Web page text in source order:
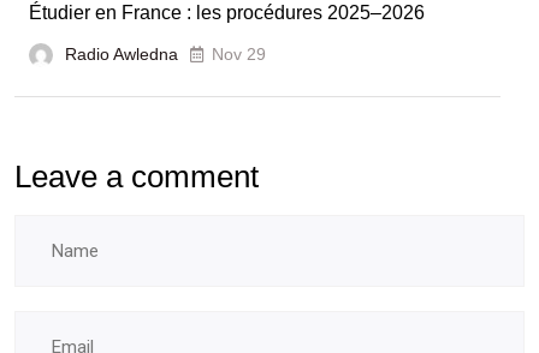
et
écoles
Étudier en France : les procédures 2025–2026
Radio Awledna Nov 29
Leave a comment